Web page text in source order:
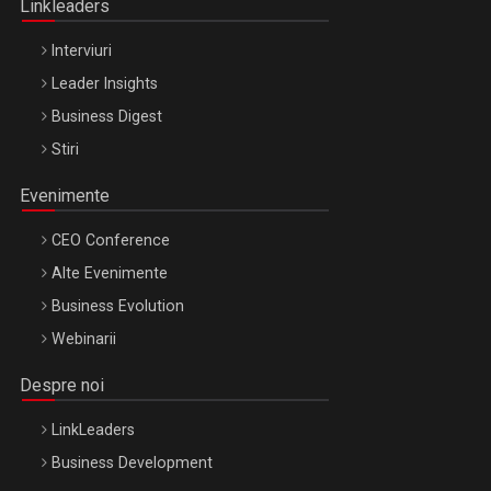
Linkleaders
Interviuri
Leader Insights
Business Digest
Stiri
Evenimente
CEO Conference
Alte Evenimente
Business Evolution
Webinarii
Despre noi
LinkLeaders
Business Development